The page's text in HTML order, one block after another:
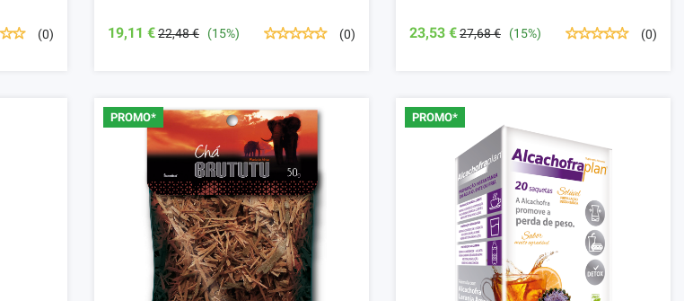
(0) 19,11 €22,48 € (15%) (0) 23,53 €27,68 € (15%) (0)
PROMO* PROMO*